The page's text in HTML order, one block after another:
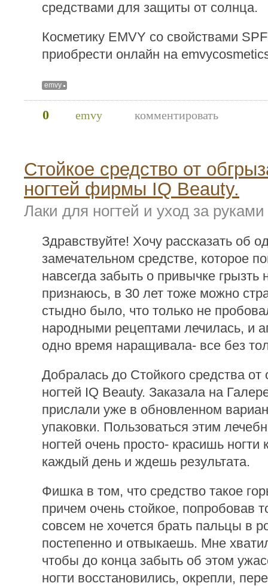
средствами для защиты от солнца.
Косметику EMVY со свойствами
приобрести онлайн на
emvy
0 emvy комментировать
Стойкое средство от
ногтей фирмы IQ Beauty.
Лаки для ногтей и уход за руками
Здравствуйте! Хочу рассказать об
замечательном средстве, которое
навсегда забыть о привычке грызть
признаюсь, в 30 лет тоже можно
стыдно было, что только не
народными рецептами лечилась, и
одно время наращивала- все без
Добралась до Стойкого средства от
ногтей IQ Beauty. Заказала на
прислали уже в обновленном
упаковки. Пользоваться этим
ногтей очень просто- красишь ногти
каждый день и ждешь результата.
Фишка в том, что средство такое
причем очень стойкое, попробовав
совсем не хочется брать пальцы в
постепенно и отвыкаешь. Мне
чтобы до конца забыть об этом
ногти восстановились, окрепли,